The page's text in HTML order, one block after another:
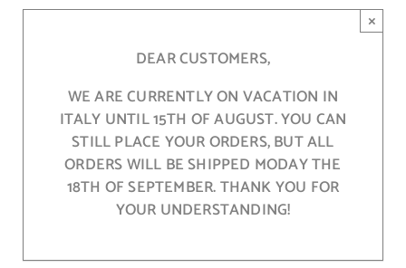
Skip
DEAR CUSTOMERS,
WE ARE CURRENTLY ON VACATION IN
ITALY UNTIL 15TH OF AUGUST. YOU CAN
STILL PLACE YOUR ORDERS, BUT ALL
ORDERS WILL BE SHIPPED MODAY THE
18TH OF SEPTEMBER. THANK YOU FOR
YOUR UNDERSTANDING!
×